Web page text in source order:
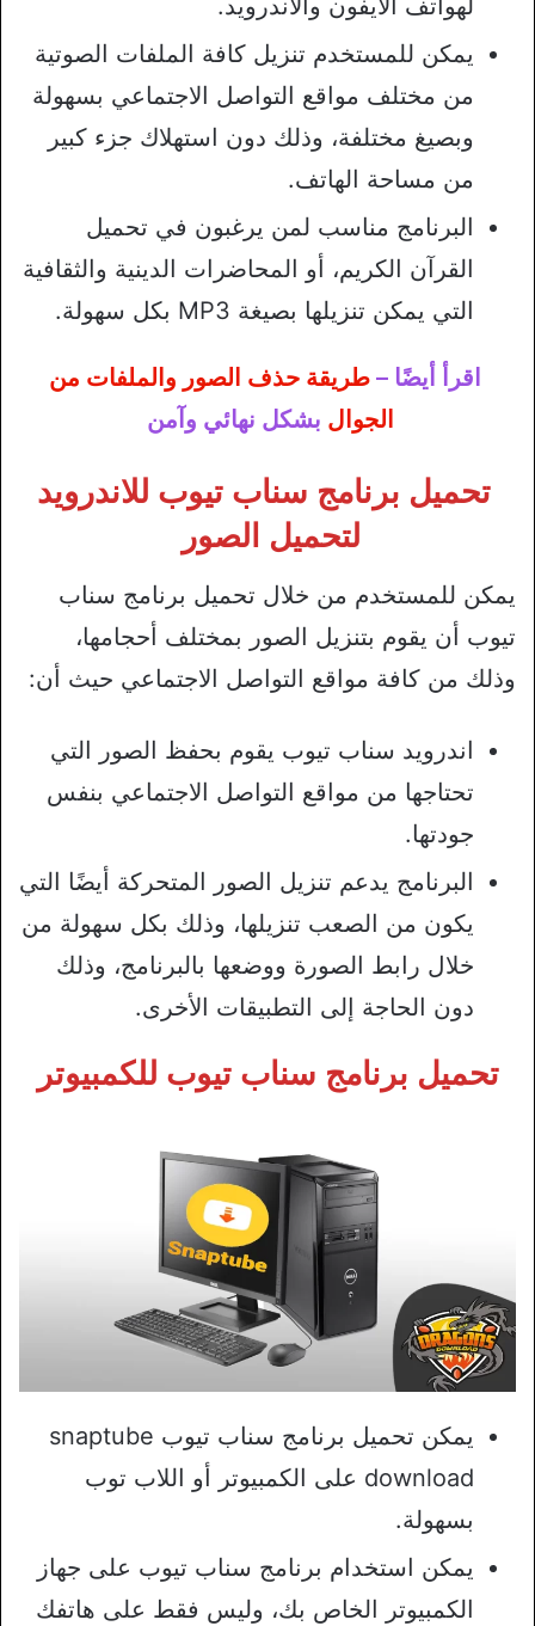
لهواتف الآيفون والأندرويد.
يمكن للمستخدم تنزيل كافة الملفات الصوتية
من مختلف مواقع التواصل الاجتماعي بسهولة
وبصيغ مختلفة، وذلك دون استهلاك جزء كبير
من مساحة الهاتف.
البرنامج مناسب لمن يرغبون في تحميل
القرآن الكريم، أو المحاضرات الدينية والثقافية
التي يمكن تنزيلها بصيغة MP3 بكل سهولة.
اقرأ أيضًا –طريقة حذف الصور والملفات من
الجوال بشكل نهائي وآمن
تحميل برنامج سناب تيوب للاندرويد
لتحميل الصور
يمكن للمستخدم من خلال تحميل برنامج سناب
تيوب أن يقوم بتنزيل الصور بمختلف أحجامها،
وذلك من كافة مواقع التواصل الاجتماعي حيث أن:
اندرويد سناب تيوب يقوم بحفظ الصور التي
تحتاجها من مواقع التواصل الاجتماعي بنفس
جودتها.
البرنامج يدعم تنزيل الصور المتحركة أيضًا التي
يكون من الصعب تنزيلها، وذلك بكل سهولة من
خلال رابط الصورة ووضعها بالبرنامج، وذلك
دون الحاجة إلى التطبيقات الأخرى.
تحميل برنامج سناب تيوب للكمبيوتر
يمكن تحميل برنامج سناب تيوب snaptube
download على الكمبيوتر أو اللاب توب
بسهولة.
يمكن استخدام برنامج سناب تيوب على جهاز
الكمبيوتر الخاص بك، وليس فقط على هاتفك